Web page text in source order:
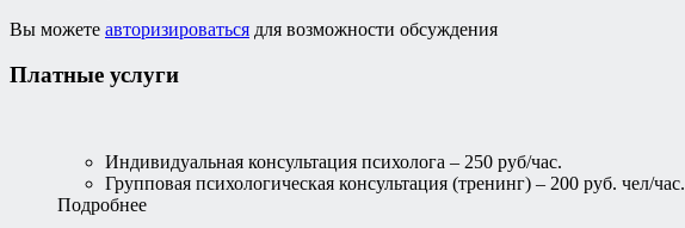
Вы можете авторизироваться для возможности обсуждения
Платные услуги
Индивидуальная консультация психолога – 250 руб/час.
Групповая психологическая консультация (тренинг) – 200 руб. чел/час.
Подробнее